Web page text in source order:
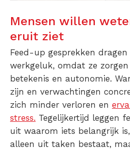
Mensen willen
eruit ziet
Feed-up gesprekken
werkgeluk, omdat ze
betekenis en autonomie.
zijn en verwachtingen
zich minder verloren en
stress. Tegelijkertijd leggen
uit waarom iets belangrijk
alleen uit taken bestaat,